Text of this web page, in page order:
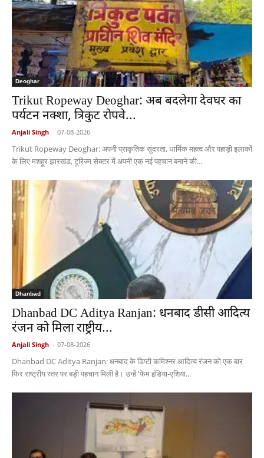
Deoghar
Trikut Ropeway Deoghar: अब बदलेगा देवघर का
पर्यटन नक्शा, त्रिकुट रोपवे...
Anjali Singh - 07-08-2026
Trikut Ropeway Deoghar: अपनी प्राकृतिक सुंदरता, धार्मिक महत्व और पहाड़ी इलाकों
के लिए मशहूर झारखंड, टूरिज्म सेक्टर में अपनी एक नई पहचान बनाने की...
Dhanbad
Dhanbad DC Aditya Ranjan: धनबाद डीसी आदित्य
रंजन को मिला राष्ट्रीय...
Anjali Singh - 07-08-2026
Dhanbad DC Aditya Ranjan: धनबाद के डिप्टी कमिश्नर आदित्य रंजन को एक बार
फिर राष्ट्रीय स्तर पर बड़ी पहचान मिली है। उन्हें 'फेम इंडिया-एशिया...